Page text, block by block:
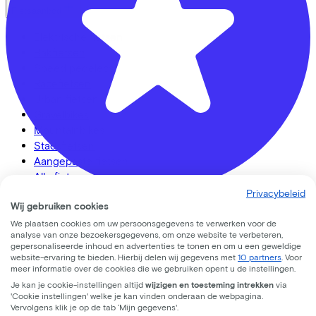
CC33 Amersfoort
Leusderweg 92
3817KC Amersfoort
Elektrische fietsen
Mountainbikes
Stadsfietsen
Aangepaste fietsen
Alle fietsen
LinkedIn Instagram Facebook
Nederlands
Back to top
© Lease a Bike. All Rights Reserved.
Privacybeleid
Wij gebruiken cookies
We plaatsen cookies om uw persoonsgegevens te verwerken voor de
analyse van onze bezoekersgegevens, om onze website te verbeteren,
gepersonaliseerde inhoud en advertenties te tonen en om u een geweldige
website-ervaring te bieden. Hierbij delen wij gegevens met 10 partners . Voor
meer informatie over de cookies die we gebruiken opent u de instellingen.
Je kan je cookie-instellingen altijd wijzigen en toesteming intrekken via
'Cookie instellingen' welke je kan vinden onderaan de webpagina.
Vervolgens klik je op de tab ‘Mijn gegevens'.